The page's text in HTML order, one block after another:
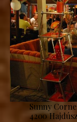
Sunny
4200